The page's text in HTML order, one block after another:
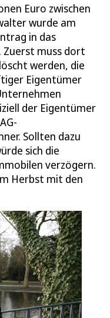
Euro zwischen
wurde am
in das
Zuerst muss dort
werden, die
Eigentümer
der Eigentümer
Sollten dazu
sich die
verzögern.
Herbst mit den